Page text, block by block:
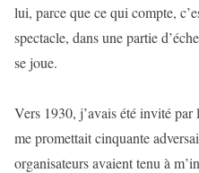
lui, parce que ce qui compte,
spectacle, dans une partie
se joue.
Vers 1930, j’avais été invité par
me promettait cinquante
organisateurs avaient tenu à